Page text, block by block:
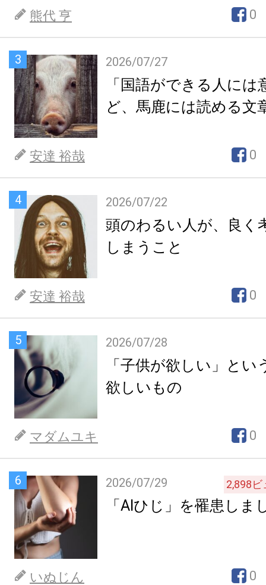
熊代 亨 0
3 2026/07/27
「国語ができる人には
ど、馬鹿には読める文
安達 裕哉 0
4 2026/07/22
頭のわるい人が、良く
しまうこと
安達 裕哉 0
5 2026/07/28
「子供が欲しい」とい
欲しいもの
マダムユキ 0
6 2026/07/29 2,898ビ
「AIひじ」を罹患しま
いぬじん 0